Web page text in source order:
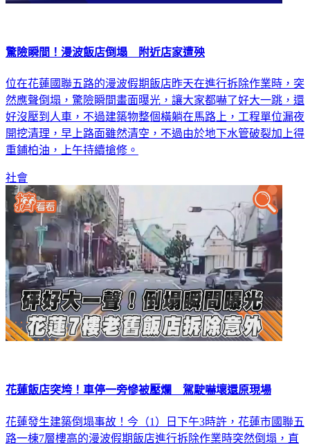
驚險瞬間！漫波飯店倒塌 附近店家遭殃
位在花蓮國聯五路的漫波假期飯店昨天在進行拆除作業時，突
然應聲倒塌，驚險瞬間畫面曝光，讓大家都嚇了好大一跳，還
好沒壓到人車，不過建築物整個橫躺在馬路上，工程單位漏夜
開挖清理，早上路面雖然清空，不過由於地下水管破裂加上得
重鋪柏油，上午持續搶修。
社會
花蓮飯店突垮！車停一旁慘被壓爛 駕駛嚇壞還原現場
花蓮發生建築倒塌事故！今（1）日下午3時許，花蓮市國聯五
路一棟7層樓高的漫波假期飯店進行拆除作業時突然倒塌，直